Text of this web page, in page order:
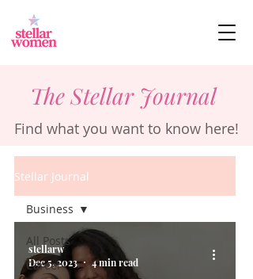
The Stellar Journal
Find what you want to know here!
Stellar Journal
All Posts
Career
Business
stellarw
Dec 5, 2023
4 min read